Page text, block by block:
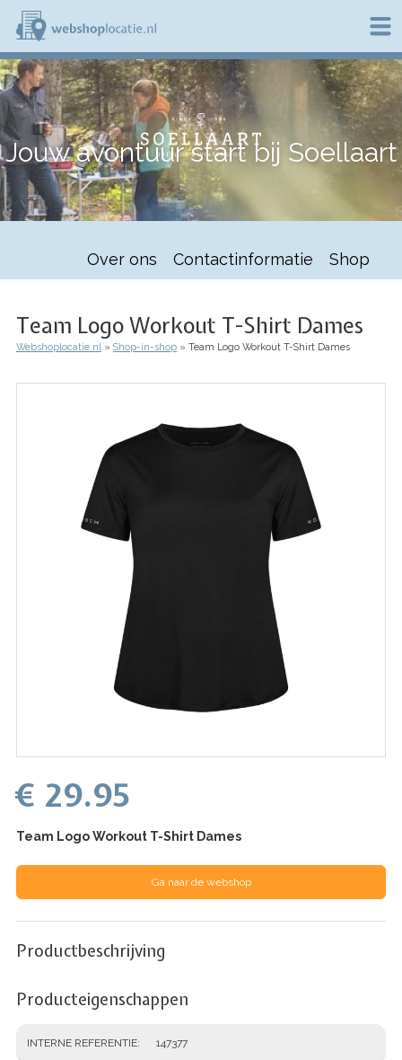
Overslaan
naar
de
inhoud
gaan
W
e
b
o
p
c
Jouw avontuur start bij Soellaart
Over ons Contactinformatie Shop
Team Logo Workout T-Shirt Dames
Kruimelpad
Webshoplocatie.nl Shop-in-shop Team Logo Workout T-Shirt Dames
€ 29.95
Team Logo Workout T-Shirt Dames
Ga naar de webshop
Productbeschrijving
Producteigenschappen
INTERNE REFERENTIE 147377